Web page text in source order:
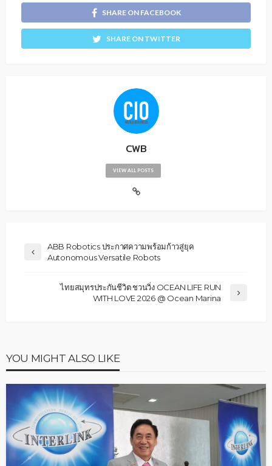
SHARE ON FACEBOOK
SHARE ON TWITTER
CWB
VIEW ALL POSTS
ABB Robotics ประกาศความพร้อมก้าวสู่ยุค
Autonomous Versatile Robots
ไทยสมุทรประกันชีวิต ชวนวิ่ง OCEAN LIFE RUN
WITH LOVE 2026 @ Ocean Marina
YOU MIGHT ALSO LIKE